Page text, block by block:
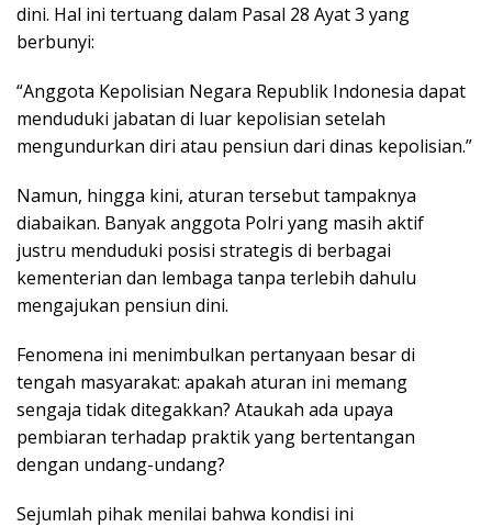
dini. Hal ini tertuang dalam Pasal 28 Ayat 3 yang
berbunyi:
“Anggota Kepolisian Negara Republik Indonesia dapat
menduduki jabatan di luar kepolisian setelah
mengundurkan diri atau pensiun dari dinas kepolisian.”
Namun, hingga kini, aturan tersebut tampaknya
diabaikan. Banyak anggota Polri yang masih aktif
justru menduduki posisi strategis di berbagai
kementerian dan lembaga tanpa terlebih dahulu
mengajukan pensiun dini.
Fenomena ini menimbulkan pertanyaan besar di
tengah masyarakat: apakah aturan ini memang
sengaja tidak ditegakkan? Ataukah ada upaya
pembiaran terhadap praktik yang bertentangan
dengan undang-undang?
Sejumlah pihak menilai bahwa kondisi ini